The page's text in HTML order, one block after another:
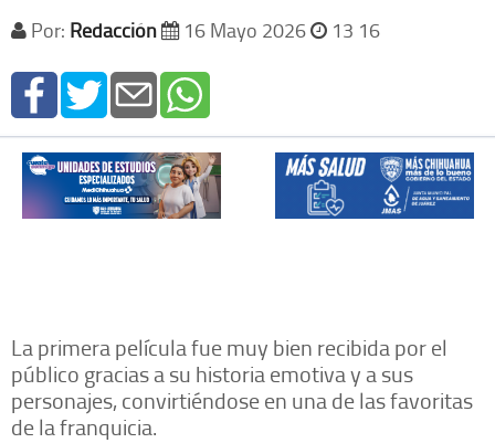
Por: Redacción 16 Mayo 2026 13 16
La primera película fue muy bien recibida por el
público gracias a su historia emotiva y a sus
personajes, convirtiéndose en una de las favoritas
de la franquicia.